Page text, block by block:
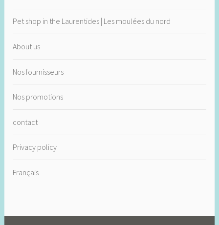
Pet shop in the Laurentides | Les moulées du nord
About us
Nos fournisseurs
Nos promotions
contact
Privacy policy
Français